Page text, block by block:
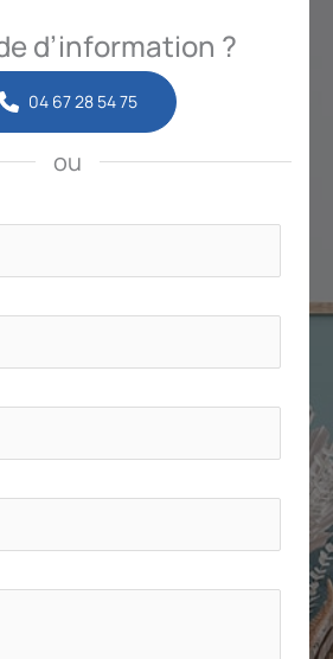
d’information ?
04 67 28 54 75
ou